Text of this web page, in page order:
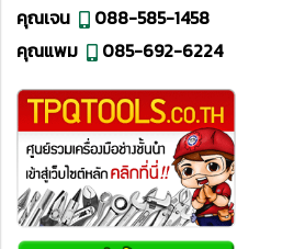
คุณเจน
088-585-1458
คุณแพม
085-692-6224